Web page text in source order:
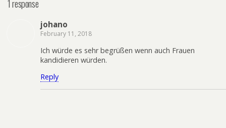
1 response
johano
February 11, 2018
Ich würde es sehr begrüßen wenn auch Frauen
kandidieren würden.
Reply